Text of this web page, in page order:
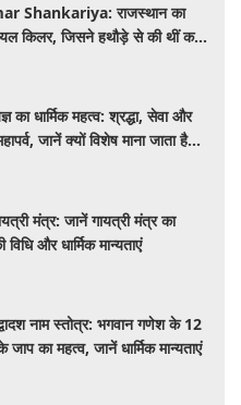
Shankariya: राजस्थान का
किलर, जिसने हथौड़े से की थीं कई
का धार्मिक महत्व: श्रद्धा, सेवा और
जानें क्यों विशेष माना जाता है
मंत्र: जानें गायत्री मंत्र का
और धार्मिक मान्यताएं
नाम स्तोत्र: भगवान गणेश के 12
जाप का महत्व, जानें धार्मिक मान्यताएं